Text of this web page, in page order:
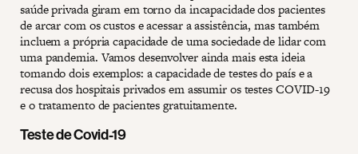
saúde privada giram em torno da incapacidade dos pacientes
de arcar com os custos e acessar a assistência, mas também
incluem a própria capacidade de uma sociedade de lidar com
uma pandemia. Vamos desenvolver ainda mais esta ideia
tomando dois exemplos: a capacidade de testes do país e a
recusa dos hospitais privados em assumir os testes COVID-19
e o tratamento de pacientes gratuitamente.
Teste de Covid-19